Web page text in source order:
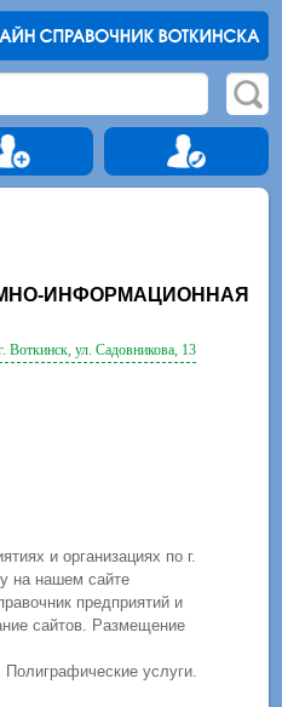
ИНФОРМАЦИОННАЯ
Воткинск, ул. Садовникова, 13
и организациях по г.
на нашем сайте
предприятий и
сайтов. Размещение
услуги.